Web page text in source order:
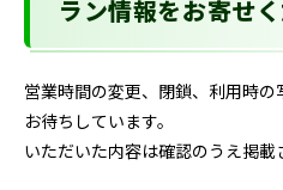
ラン情報をお寄せ
営業時間の変更、閉鎖、利用時
お待ちしています。
いただいた内容は確認のうえ掲載